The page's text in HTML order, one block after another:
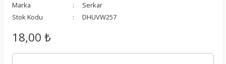
Marka
Serkar
Stok Kodu
DHUVW257
18,00 ₺